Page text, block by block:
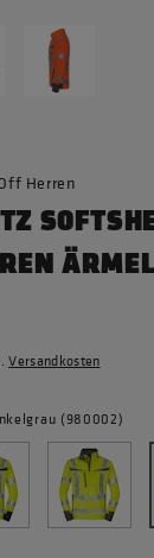
Herren
Versandkosten
(980002)